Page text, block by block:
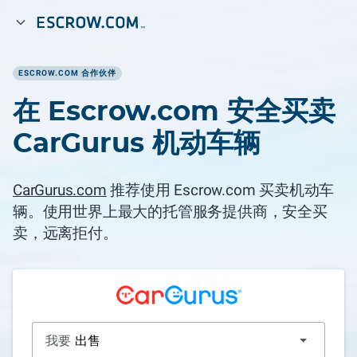
ESCROW.COM 合作伙伴
在 Escrow.com 安全买卖
CarGurus 机动车辆
CarGurus.com 推荐使用 Escrow.com 买卖机动车
辆。使用世界上最大的托管服务提供商，安全买
卖，远离拒付。
我要